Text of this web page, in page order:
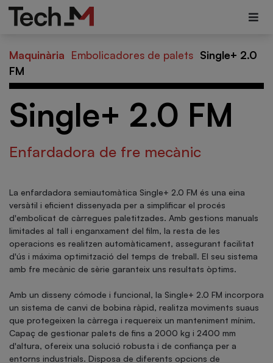
Maquinària Embolicadores de palets Single+ 2.0
FM
Single+ 2.0 FM
Enfardadora de fre mecànic
La enfardadora semiautomàtica Single+ 2.0 FM és una eina
versàtil i eficient dissenyada per a simplificar el procés
d'embolicat de càrregues paletitzades. Amb gestions manuals
limitades al tall i enganxament del film, la resta de les
operacions es realitzen automàticament, assegurant facilitat
d'ús i máxima optimització del temps de treball. El seu sistema
amb fre mecànic de sèrie garanteix uns resultats òptims.
Amb un disseny cómode i funcional, la Single+ 2.0 FM incorpora
un sistema de canvi de bobina ràpid, realitza moviments suaus
que protegeixen la càrrega i requereix un manteniment mínim.
Capaç de gestionar palets de fins a 2000 kg i 2400 mm
d'altura, ofereix una solució robusta i de confiança per a
entorns industrials. Disposa de diferents opcions de